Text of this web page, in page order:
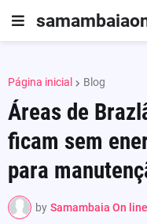
Página inicial Blog
Áreas de
ficam sem
para
by Samambaia On line